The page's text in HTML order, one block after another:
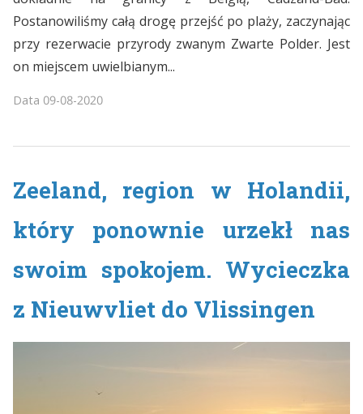
Postanowiliśmy całą drogę przejść po plaży, zaczynając
przy rezerwacie przyrody zwanym Zwarte Polder. Jest
on miejscem uwielbianym...
Data 09-08-2020
Zeeland, region w Holandii,
który ponownie urzekł nas
swoim spokojem. Wycieczka
z Nieuwvliet do Vlissingen